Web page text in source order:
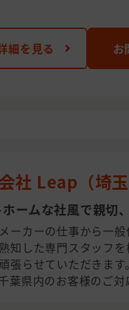
細を見る お
社 Leap（埼玉
ホームな社風で親切
ーカーの仕事から一
知した専門スタッフ
張らせていただきま
葉県内のお客様のご対